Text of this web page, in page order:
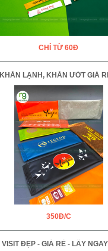
CHỈ TỪ 60Đ
LẠNH, KHĂN ƯỚT GIÁ
350Đ/C
VISIT ĐẸP - GIÁ RẺ - LẤY